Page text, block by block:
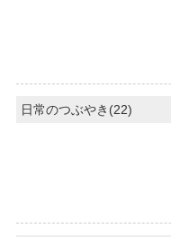
日常のつぶやき(22)